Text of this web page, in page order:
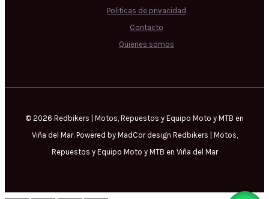
Politicas de privacidad
Contacto
Quienes somos
© 2026 Redbikers | Motos, Repuestos y Equipo Moto y MTB en
Viña del Mar. Powered by MadCor design Redbikers | Motos,
Repuestos y Equipo Moto y MTB en Viña del Mar